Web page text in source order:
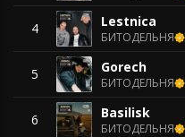
4 Lestnica
БИТОДЕЛЬНЯ
5 Gorech
БИТОДЕЛЬНЯ
6 Basilisk
БИТОДЕЛЬНЯ